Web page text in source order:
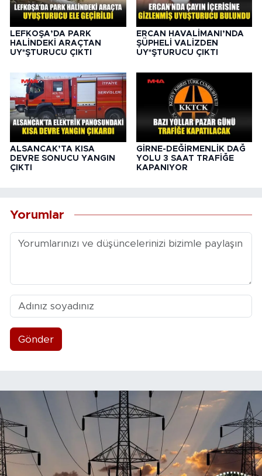
LEFKOŞA’DA PARK
HALİNDEKİ ARAÇTAN
UY*ŞTURUCU ÇIKTI
ERCAN HAVALİMANI’NDA
ŞÜPHELİ VALİZDEN
UY*ŞTURUCU ÇIKTI
ALSANCAK’TA KISA
DEVRE SONUCU YANGIN
ÇIKTI
GİRNE-DEĞİRMENLİK DAĞ
YOLU 3 SAAT TRAFİĞE
KAPANIYOR
Yorumlar
Gönder